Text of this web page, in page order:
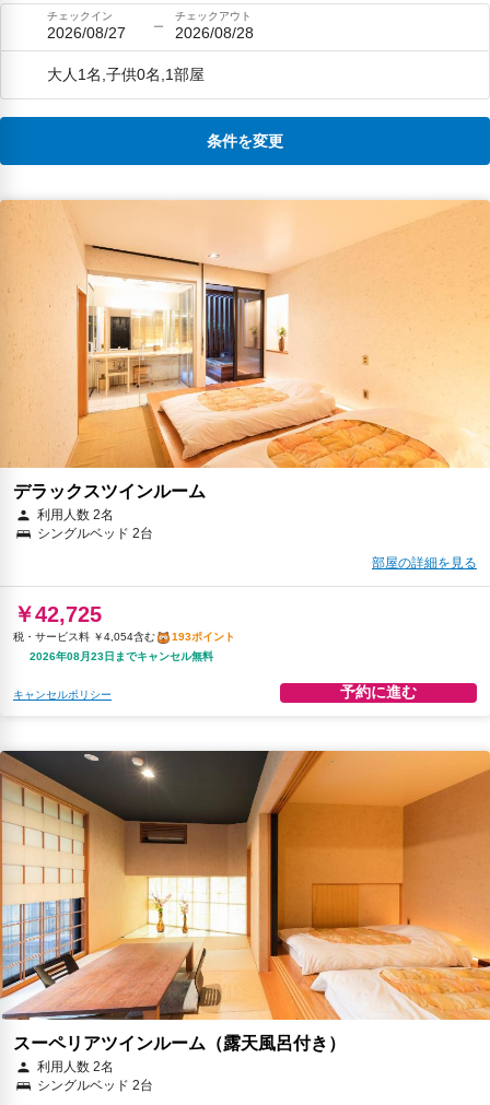
チェックイン
2026/08/27
チェックアウト
2026/08/28
大人1名,子供0名,1部屋
条件を変更
デラックスツインルーム
利用人数 2名
シングルベッド 2台
部屋の詳細を見る
￥42,725
税・サービス料 ￥4,054含む
193ポイント
2026年08月23日までキャンセル無料
キャンセルポリシー 予約に進む
スーペリアツインルーム（露天風呂付き）
利用人数 2名
シングルベッド 2台